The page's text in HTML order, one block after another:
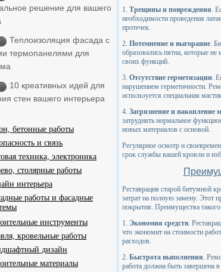
решение для вашего
Теплоизоляция фасада с
термопанелями для
10 креативных идей для
стен вашего интерьера
бетонные работы
и связь
техника, электроника
столярные работы
интерьера
работы и фасадные
инструменты
кровельные работы
дизайн
материалы
1. Трещины и повреждения.
необходимости проведения
протечек.
2. Потемнение и выгорание.
образовались пятна, которые
своих функций.
3. Отсутствие герметизации.
нарушением герметичности.
используется специальная
4. Загрязнение и накопление
затруднять нормальное
новых материалов с основой.
Регулярное осмотр и
срок службы вашей кровли и
Реставрация старой битумной
затрат на полную замену. Этот
покрытия. Преимущества
1. Экономия средств.
что экономит на стоимости
расходов.
2. Быстрота выполнения.
работа должна быть завершена